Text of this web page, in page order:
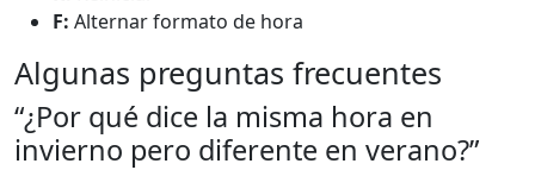
F: Alternar formato de hora
Algunas preguntas frecuentes
“¿Por qué dice la misma hora en
invierno pero diferente en verano?”